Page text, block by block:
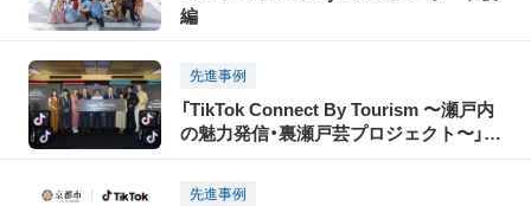
編
先進事例
「TikTok Connect By Tourism 〜瀬戸内
の魅力発信・裏瀬戸芸プロジェクト〜」開
先進事例